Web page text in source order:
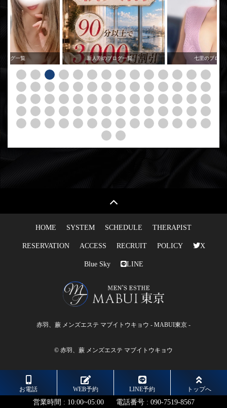
ログ一覧 新人割のブログ一覧 七里のブログ
HOME SYSTEM SCHEDULE THERAPIST
RESERVATION ACCESS RECRUIT POLICY X
Blue Sky LINE
赤羽、蕨 メンズエステ マブイトウキョウ - MABUI東京 -
© 赤羽、蕨 メンズエステ マブイトウキョウ
お電話 WEB予約 LINE予約 トップへ
営業時間 : 10:00~05:00 電話番号 : 090-7519-8567